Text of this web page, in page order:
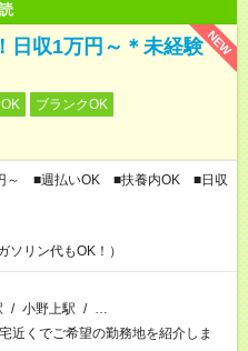
NEW
日収1万円～＊未経験
ブランクOK
～ ■週払いOK ■扶養内OK ■日収
ソリン代もOK！）
/ 小野上駅 / …
くでご希望の勤務地を紹介しま